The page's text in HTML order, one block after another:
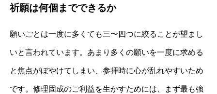
祈願は何個までできるか
願いごとは一度に多くても三〜四つに絞ることが望まし
いと言われています。あまり多くの願いを一度に求める
と焦点がぼやけてしまい、参拝時に心が乱れやすいため
です。修理固成のご利益を生かすためには、まず最も強